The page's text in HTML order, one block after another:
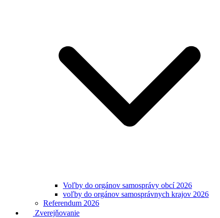
Voľby do orgánov samosprávy obcí 2026
voľby do orgánov samosprávnych krajov 2026
Referendum 2026
Zverejňovanie